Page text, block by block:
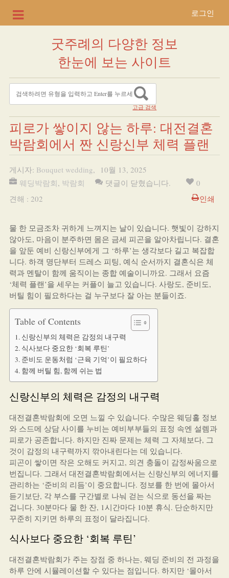
로그인
굿주례의 다양한 정보
한눈에 보는 사이트
고급 검색
피로가 쌓이지 않는 하루: 대전결혼
박람회에서 짠 신랑신부 체력 플랜
게시자: Bouquet wedding,
10월 13, 2025
웨딩박람회, 박람회 댓글이 닫혔습니다.
0
견해 : 202
인쇄
물 한 모금조차 귀하게 느껴지는 날이 있습니다. 햇빛이 강하지
않아도, 마음이 분주하면 몸은 금세 피곤을 알아차립니다. 결혼
을 앞둔 예비 신랑신부에게 그 ‘하루’는 생각보다 길고 복잡합
니다. 하객 명단부터 드레스 피팅, 예식 순서까지 결혼식은 체
력과 멘탈이 함께 움직이는 종합 예술이니까요. 그래서 요즘
‘체력 플랜’을 세우는 커플이 늘고 있습니다. 사랑도, 준비도,
버틸 힘이 필요하다는 걸 누구보다 잘 아는 분들이죠.
Table of Contents
신랑신부의 체력은 감정의 내구력
식사보다 중요한 ‘회복 루틴’
준비도 운동처럼 ‘근육 기억’이 필요하다
함께 버틸 힘, 함께 쉬는 법
신랑신부의 체력은 감정의 내구력
대전결혼박람회에 오면 느낄 수 있습니다. 수많은 웨딩홀 정보
와 스드메 상담 사이를 누비는 예비부부들의 표정 속엔 설렘과
피로가 공존합니다. 하지만 진짜 문제는 체력 그 자체보다, 그
것이 감정의 내구력까지 깎아내린다는 데 있습니다.
피곤이 쌓이면 작은 오해도 커지고, 의견 충돌이 감정싸움으로
번집니다. 그래서 대전결혼박람회에서는 신랑신부의 에너지를
관리하는 ‘준비의 리듬’이 중요합니다. 정보를 한 번에 몰아서
듣기보단, 각 부스를 구간별로 나눠 걷는 식으로 동선을 짜는
겁니다. 30분마다 물 한 잔, 1시간마다 10분 휴식. 단순하지만
꾸준히 지키면 하루의 표정이 달라집니다.
식사보다 중요한 ‘회복 루틴’
대전결혼박람회가 주는 장점 중 하나는, 웨딩 준비의 전 과정을
하루 안에 시뮬레이션할 수 있다는 점입니다. 하지만 ‘몰아서